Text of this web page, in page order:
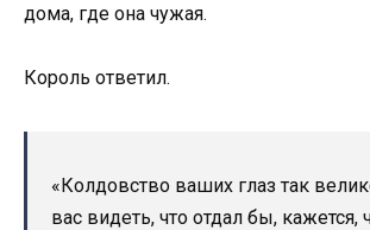
дома, где она чужая.
Король ответил.
«Колдовство ваших глаз так
вас видеть, что отдал бы, кажется,